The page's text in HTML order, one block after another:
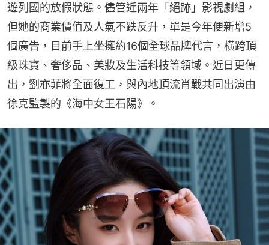
遊列國的放假狀態。儘管近兩年「絕跡」影視劇組，
但她的商業價值及人氣不跌反升，單是今年便新增5
個廣告，目前手上坐擁約16個全球品牌代言，橫跨頂
級珠寶、奢侈品、美妝及生活科技等領域。近日更傳
出，劉亦菲將全面復工，與內地頂流肖戰共同出演由
徐克監製的《海中女王石陽》。